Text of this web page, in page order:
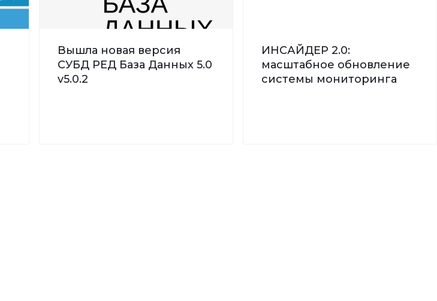
Вышла новая версия
СУБД РЕД База Данных 5.0
v5.0.2
ИНСАЙДЕР 2.0:
масштабное обновление
системы мониторинга